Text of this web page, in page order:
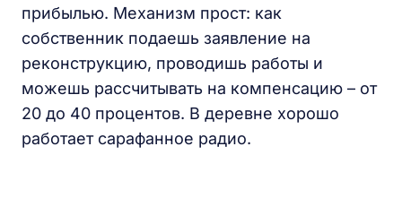
прибылью. Механизм прост: как
собственник подаешь заявление на
реконструкцию, проводишь работы и
можешь рассчитывать на компенсацию – от
20 до 40 процентов. В деревне хорошо
работает сарафанное радио.